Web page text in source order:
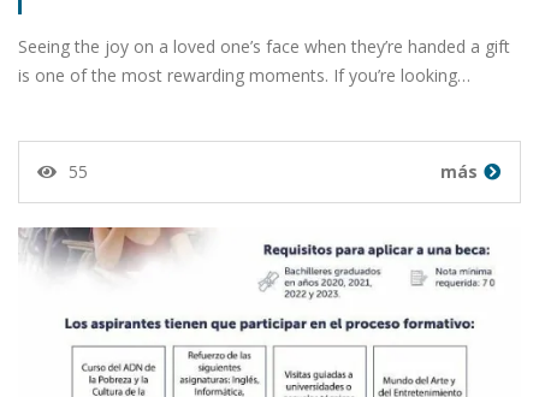
Seeing the joy on a loved one’s face when they’re handed a gift
is one of the most rewarding moments. If you’re looking…
55 más